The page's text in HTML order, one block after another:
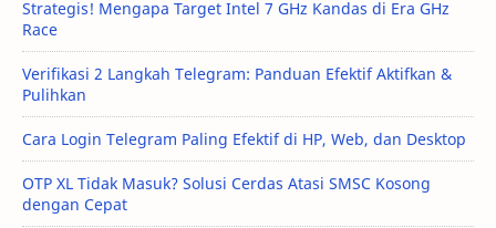
Strategis! Mengapa Target Intel 7 GHz Kandas di Era GHz
Race
Verifikasi 2 Langkah Telegram: Panduan Efektif Aktifkan &
Pulihkan
Cara Login Telegram Paling Efektif di HP, Web, dan Desktop
OTP XL Tidak Masuk? Solusi Cerdas Atasi SMSC Kosong
dengan Cepat